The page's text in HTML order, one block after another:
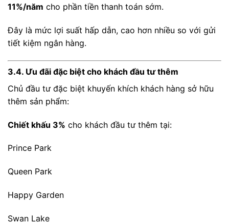
11%/năm cho phần tiền thanh toán sớm.
Đây là mức lợi suất hấp dẫn, cao hơn nhiều so với gửi
tiết kiệm ngân hàng.
3.4. Ưu đãi đặc biệt cho khách đầu tư thêm
Chủ đầu tư đặc biệt khuyến khích khách hàng sở hữu
thêm sản phẩm:
Chiết khấu 3% cho khách đầu tư thêm tại:
Prince Park
Queen Park
Happy Garden
Swan Lake